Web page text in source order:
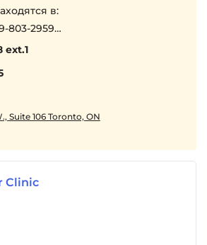
в:
✆ 289-803-2959
6019
ext 1
8177
8800
Downtown Toronto ✆ 416-667-9598
бесплатная парковка
ext.1
Suite 106 Toronto, ON
Clinic